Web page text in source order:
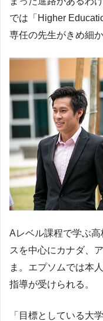
では「Higher
専任の先生がきめ細
Aレベル課程で学ぶ
スを中心にカナダ、
ま。エプソムでは本
指導が受けられる。
「目標としている大